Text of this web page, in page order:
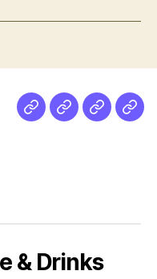
NetzMedien
& Drinks